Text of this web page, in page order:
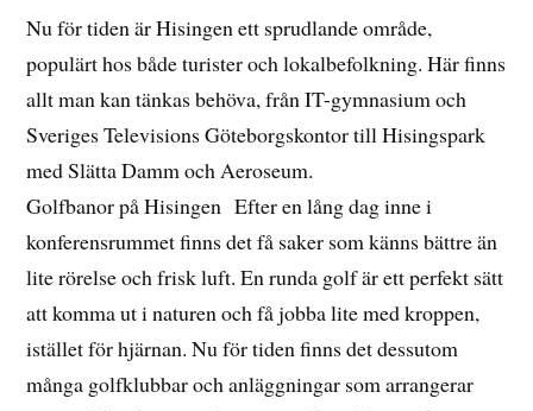
Nu för tiden är Hisingen ett sprudlande område,
populärt hos både turister och lokalbefolkning. Här finns
allt man kan tänkas behöva, från IT-gymnasium och
Sveriges Televisions Göteborgskontor till Hisingspark
med Slätta Damm och Aeroseum.
Golfbanor på Hisingen Efter en lång dag inne i
konferensrummet finns det få saker som känns bättre än
lite rörelse och frisk luft. En runda golf är ett perfekt sätt
att komma ut i naturen och få jobba lite med kroppen,
istället för hjärnan. Nu för tiden finns det dessutom
många golfklubbar och anläggningar som arrangerar